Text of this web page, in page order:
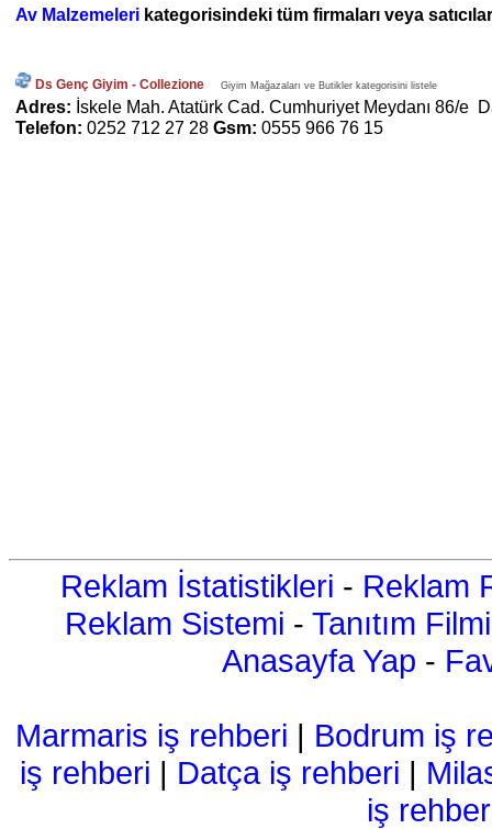
Av Malzemeleri kategorisindeki tüm firmaları veya
Ds Genç Giyim - Collezione Giyim Mağazaları ve Butikler kategorisini listele
Adres: İskele Mah. Atatürk Cad. Cumhuriyet Meydanı 86/e
Telefon: 0252 712 27 28 Gsm: 0555 966 76 15
Reklam İstatistikleri - Reklam
Reklam Sistemi - Tanıtım Filmi
Anasayfa Yap -
Marmaris iş rehberi | Bodrum iş
iş rehberi | Datça iş rehberi |
iş